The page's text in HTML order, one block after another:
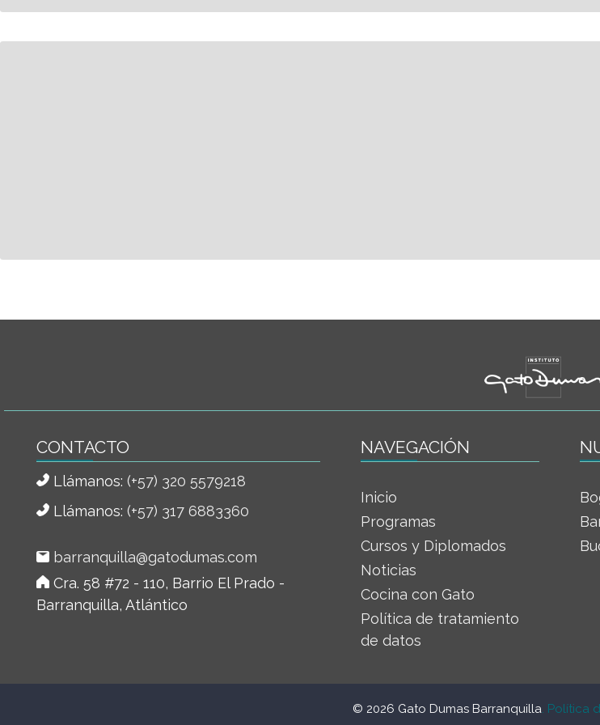
CONTACTO
Llámanos: (+57) 320 5579218
Llámanos: (+57) 317 6883360
barranquilla@gatodumas.com
Cra. 58 #72 - 110, Barrio El Prado -
Barranquilla, Atlántico
NAVEGACIÓN
Inicio
Programas
Cursos y Diplomados
Noticias
Cocina con Gato
Política de tratamiento
de datos
© 2026 Gato Dumas Barranquilla . Política